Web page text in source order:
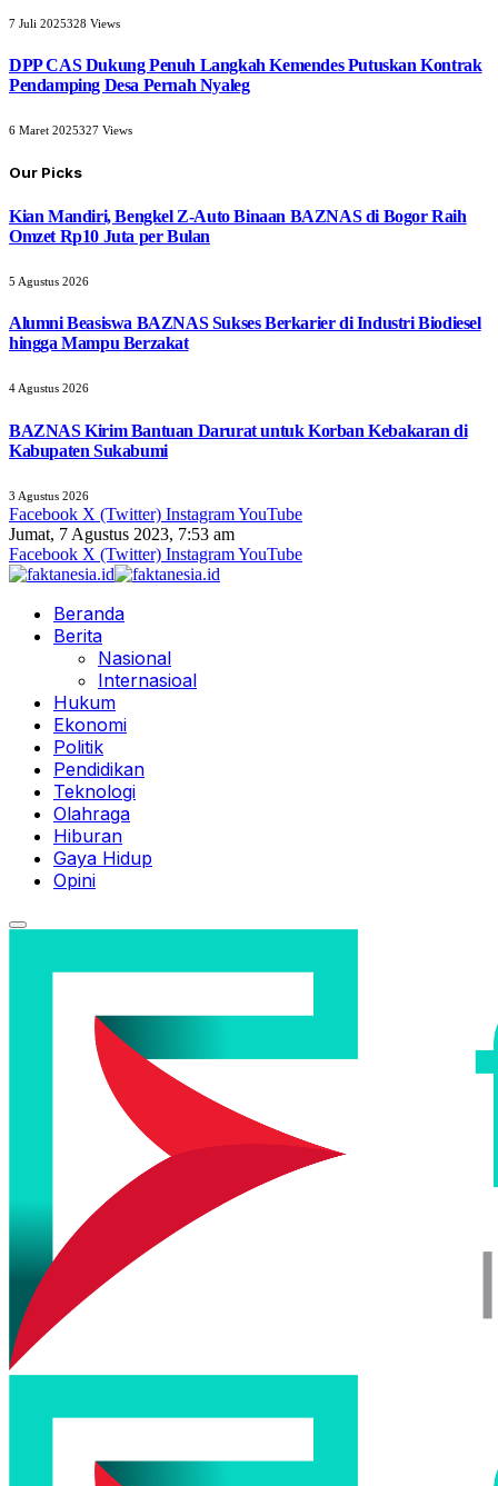
7 Juli 2025328 Views
DPP CAS Dukung Penuh Langkah Kemendes Putuskan Kontrak
Pendamping Desa Pernah Nyaleg
6 Maret 2025327 Views
Our Picks
Kian Mandiri, Bengkel Z-Auto Binaan BAZNAS di Bogor Raih
Omzet Rp10 Juta per Bulan
5 Agustus 2026
Alumni Beasiswa BAZNAS Sukses Berkarier di Industri Biodiesel
hingga Mampu Berzakat
4 Agustus 2026
BAZNAS Kirim Bantuan Darurat untuk Korban Kebakaran di
Kabupaten Sukabumi
3 Agustus 2026
Facebook X (Twitter) InstagramYouTube
Jumat, 7 Agustus 2023, 7:53 am
Facebook X (Twitter) InstagramYouTube
Beranda
Berita
Nasional
Internasioal
Hukum
Ekonomi
Politik
Pendidikan
Teknologi
Olahraga
Hiburan
Gaya Hidup
Opini